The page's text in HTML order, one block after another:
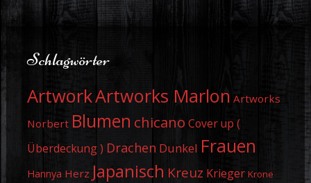
Schlagwörter
ArtworkArtworks Marlon Artworks
Norbert Blumen chicano Cover up (
Überdeckung ) Drachen Dunkel Frauen
Hannya Herz Japanisch Kreuz Krieger Krone